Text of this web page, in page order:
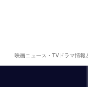
映画ニュース・TVドラマ情